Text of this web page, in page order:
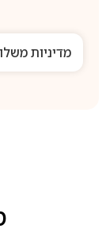
מדיניות